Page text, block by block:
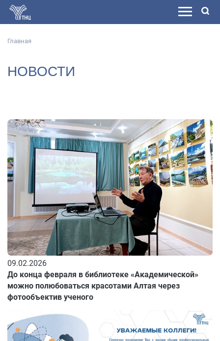
Главная
НОВОСТИ
09.02.2026
До конца февраля в библиотеке «Академической»
можно полюбоваться красотами Алтая через
фотообъектив ученого